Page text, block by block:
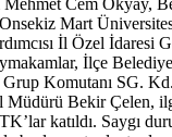
Cem Okyay,
Mart
İl Özel İdaresi
İlçe
Komutanı SG.
Müdürü Bekir Çelen,
katıldı. Saygı